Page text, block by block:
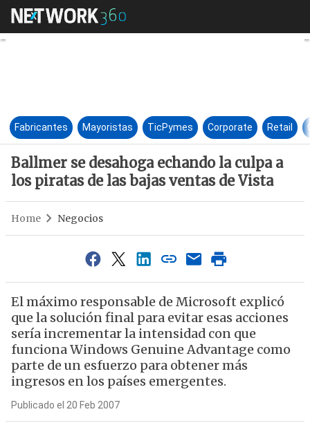
Ballmer se desahoga
Fabricantes Mayoristas TicPymes Corporate Retail
Ballmer se desahoga echando la culpa a
los piratas de las bajas ventas de Vista
Home Negocios
El máximo responsable de Microsoft explicó
que la solución final para evitar esas acciones
sería incrementar la intensidad con que
funciona Windows Genuine Advantage como
parte de un esfuerzo para obtener más
ingresos en los países emergentes.
Publicado el 20 Feb 2007